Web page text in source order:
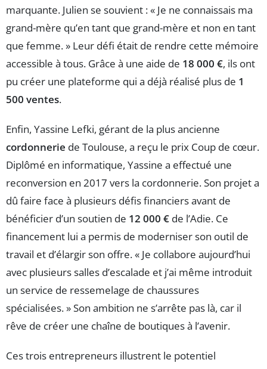
marquante. Julien se souvient : « Je ne connaissais ma
grand-mère qu’en tant que grand-mère et non en tant
que femme. » Leur défi était de rendre cette mémoire
accessible à tous. Grâce à une aide de 18 000 €, ils ont
pu créer une plateforme qui a déjà réalisé plus de 1
500 ventes.
Enfin, Yassine Lefki, gérant de la plus ancienne
cordonnerie de Toulouse, a reçu le prix Coup de cœur.
Diplômé en informatique, Yassine a effectué une
reconversion en 2017 vers la cordonnerie. Son projet a
dû faire face à plusieurs défis financiers avant de
bénéficier d’un soutien de 12 000 € de l’Adie. Ce
financement lui a permis de moderniser son outil de
travail et d’élargir son offre. « Je collabore aujourd’hui
avec plusieurs salles d’escalade et j’ai même introduit
un service de ressemelage de chaussures
spécialisées. » Son ambition ne s’arrête pas là, car il
rêve de créer une chaîne de boutiques à l’avenir.
Ces trois entrepreneurs illustrent le potentiel